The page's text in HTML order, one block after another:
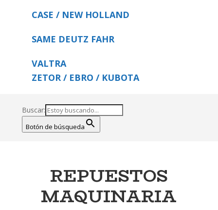
CASE / NEW HOLLAND
SAME DEUTZ FAHR
VALTRA
ZETOR / EBRO / KUBOTA
Buscar:
Botón de búsqueda
REPUESTOS
MAQUINARIA